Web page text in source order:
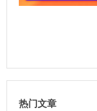
热门文章